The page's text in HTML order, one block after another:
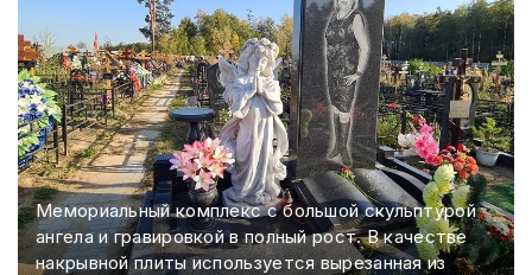
Мемориальный комплекс с большой скульптурой
ангела и гравировкой в полный рост. В качестве
накрывной плиты используется вырезанная из